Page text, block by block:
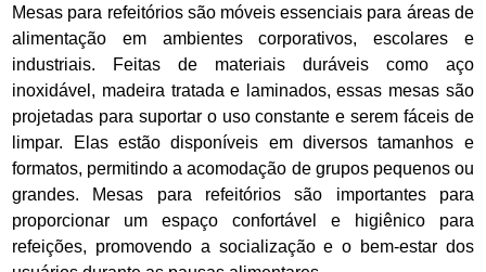
Mesas para refeitórios são móveis essenciais para áreas de
alimentação em ambientes corporativos, escolares e
industriais. Feitas de materiais duráveis como aço
inoxidável, madeira tratada e laminados, essas mesas são
projetadas para suportar o uso constante e serem fáceis de
limpar. Elas estão disponíveis em diversos tamanhos e
formatos, permitindo a acomodação de grupos pequenos ou
grandes. Mesas para refeitórios são importantes para
proporcionar um espaço confortável e higiênico para
refeições, promovendo a socialização e o bem-estar dos